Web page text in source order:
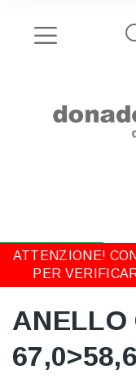
ATTENZIONE!
PER
ANELLO
67,0>58,6